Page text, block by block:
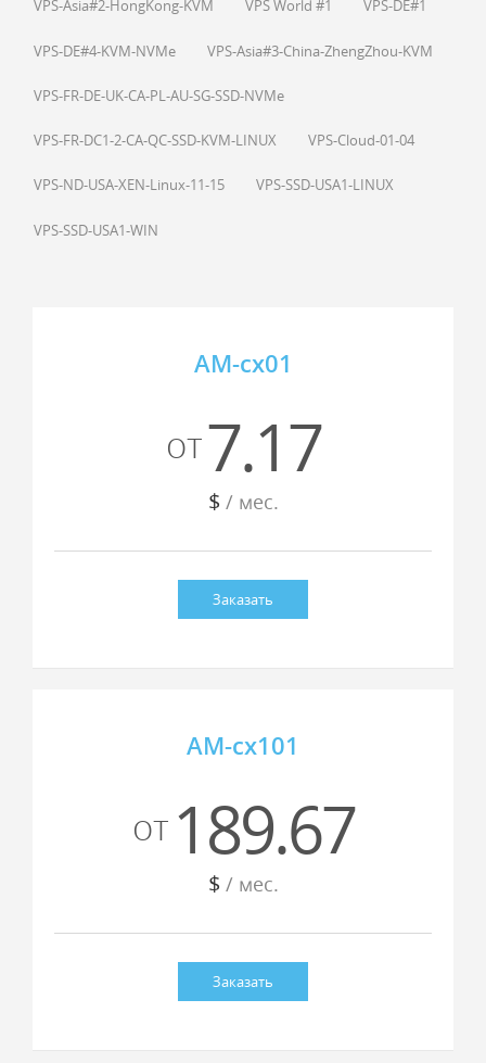
VPS-Asia#2-HongKong-KVM VPS World #1 VPS-DE#1
VPS-DE#4-KVM-NVMe VPS-Asia#3-China-ZhengZhou-KVM
VPS-FR-DE-UK-CA-PL-AU-SG-SSD-NVMe
VPS-FR-DC1-2-CA-QC-SSD-KVM-LINUX VPS-Cloud-01-04
VPS-ND-USA-XEN-Linux-11-15 VPS-SSD-USA1-LINUX
VPS-SSD-USA1-WIN
AM-cx01
от7.17
$ / мес.
Заказать
AM-cx101
от 189.67
$ / мес.
Заказать